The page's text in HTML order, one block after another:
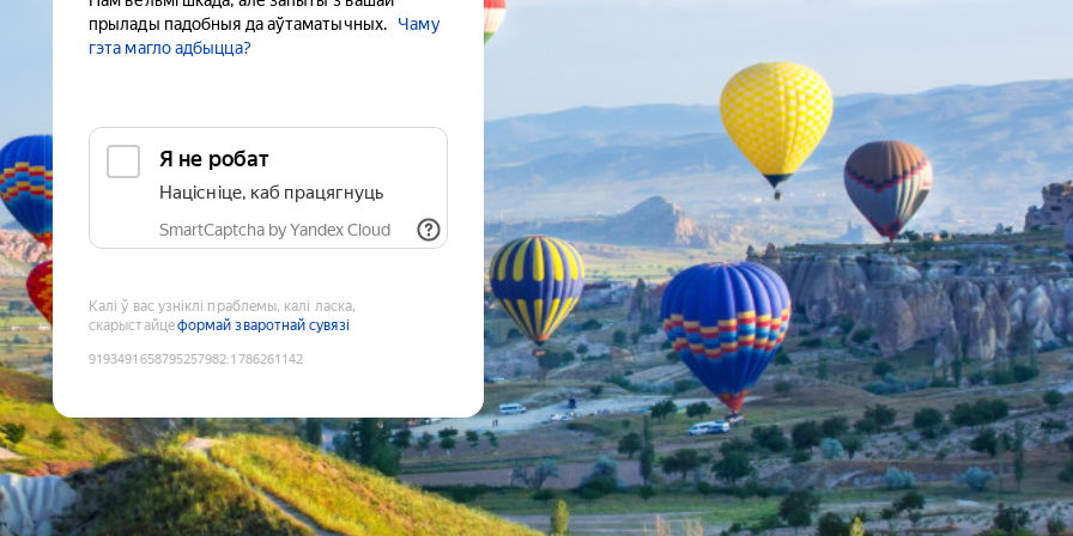
прылады падобныя да аўтаматычных.
Чаму
гэта магло адбыцца?
Я не робат
Націсніце, каб працягнуць
SmartCaptcha by Yandex Cloud
Калі ў вас узніклі праблемы, калі ласка,
скарыстайцеформай зваротнай сувязі
9193491658795257982:1786261142